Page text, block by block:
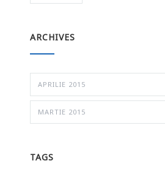
ARCHIVES
APRILIE 2015
MARTIE 2015
TAGS